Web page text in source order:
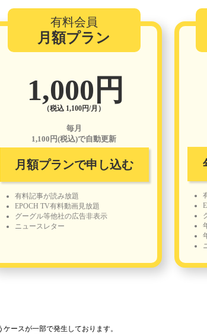
有料会員
月額プラン
1,000円
（税込 1,100円/月）
毎月
1,100円(税込)で自動更新
月額プランで申し込む
有料記事が読み放題
EPOCH TV有料動画見放題
グーグル等他社の広告非表示
ニュースレター
ースが一部で発生しております。